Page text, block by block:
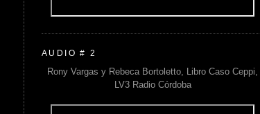
AUDIO # 2
Rony Vargas y Rebeca Bortoletto, Libro Caso Ceppi,
LV3 Radio Córdoba